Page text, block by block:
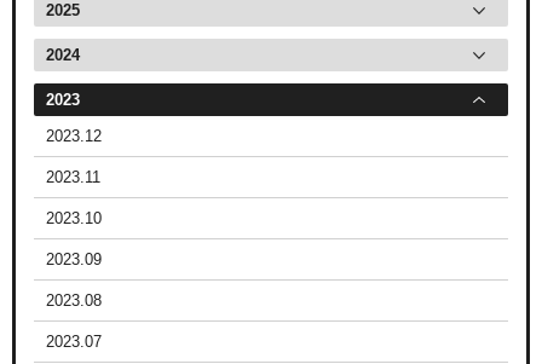
2025
2024
2023
2023.12
2023.11
2023.10
2023.09
2023.08
2023.07